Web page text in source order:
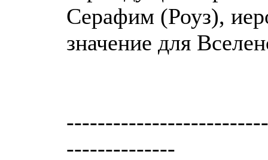
Серафим (Роуз),
значение для
--------------